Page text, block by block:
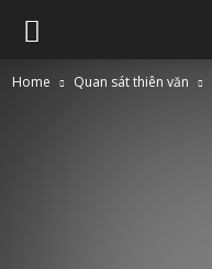
Home Quan sát thiên văn